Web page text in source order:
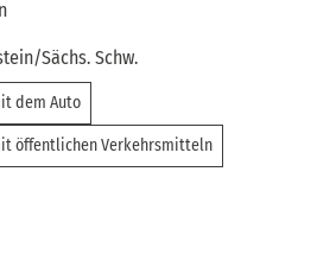
Sächs. Schw.
dem Auto
öffentlichen Verkehrsmitteln